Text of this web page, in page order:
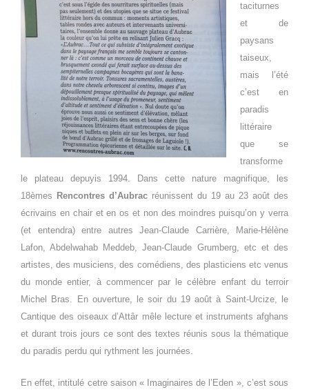
taciturnes
et de
paysans
taiseux,
mais l’été
c’est en
paradis
littéraire
que se
transforme
le plateau depuyis 1994. Dans cette nature magnifique, les
18èmes Rencontres d’Aubrac réunissent du 19 au 23 août des
écrivains en chair et en os et non des moindres puisqu’on y verra
(et entendra) entre autres Jean-Claude Carrière, Marie-Hélène
Lafon, Abdelwahab Meddeb, Jean-Claude Grumberg, etc et des
artistes, des musiciens, des comédiens, des plasticiens etc venus
du monde entier, à commencer par le célèbre enfant du terroir
Michel Bras. En ouverture, le soir du 19 août à Saint-Urcize, le
Cantique des oiseaux d’Attâr mêle lecture et instruments afghans
et durant trois jours ce sont des textes réunis sous la thématique
du paradis perdu qui rythment les journées.
En effet, intitulé cetre saison « Imaginaires de l’Eden », c’est sous